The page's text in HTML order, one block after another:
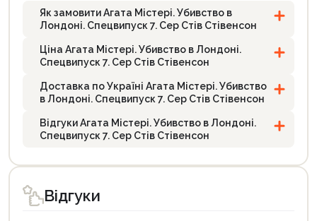
Як замовити Агата Містері. Убивство в
Лондоні. Спецвипуск 7. Сер Стів Стівенсон
Ціна Агата Містері. Убивство в Лондоні.
Спецвипуск 7. Сер Стів Стівенсон
Доставка по Україні Агата Містері. Убивство
в Лондоні. Спецвипуск 7. Сер Стів Стівенсон
Відгуки Агата Містері. Убивство в Лондоні.
Спецвипуск 7. Сер Стів Стівенсон
Відгуки